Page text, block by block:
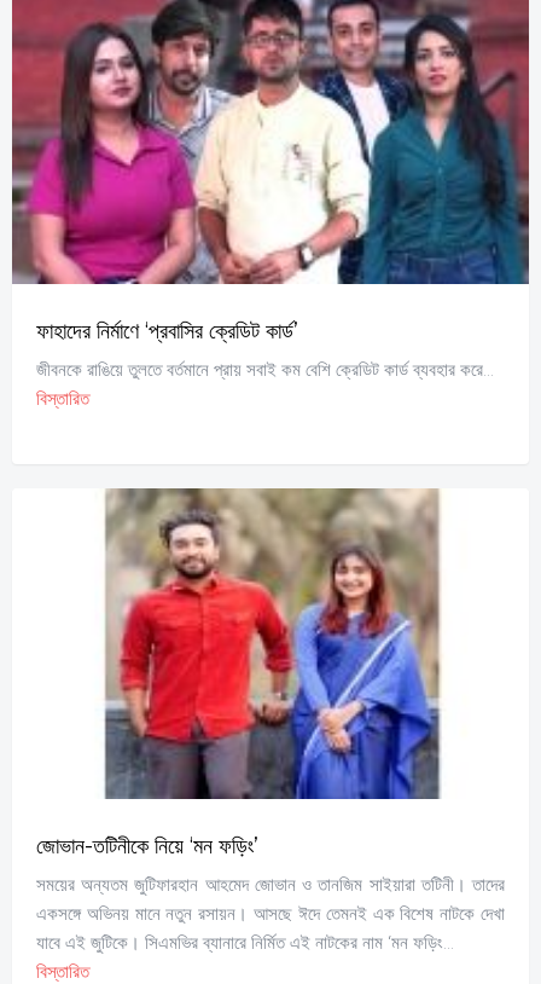
ফাহাদের নির্মাণে ‘প্রবাসির ক্রেডিট কার্ড’
জীবনকে রাঙিয়ে তুলতে বর্তমানে প্রায় সবাই কম বেশি ক্রেডিট কার্ড ব্যবহার করে...
বিস্তারিত
জোভান-তটিনীকে নিয়ে ‘মন ফড়িং’
সময়ের অন্যতম জুটিফারহান আহমেদ জোভান ও তানজিম সাইয়ারা তটিনী। তাদের
একসঙ্গে অভিনয় মানে নতুন রসায়ন। আসছে ঈদে তেমনই এক বিশেষ নাটকে দেখা
যাবে এই জুটিকে। সিএমভির ব্যানারে নির্মিত এই নাটকের নাম ‘মন ফড়িং...
বিস্তারিত